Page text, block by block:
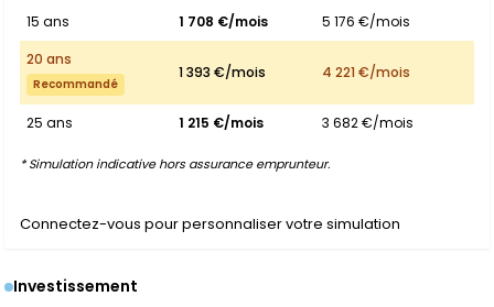
15 ans
1 708 €/mois
5 176 €/mois
20 ans
Recommandé
1 393 €/mois 4 221 €/mois
25 ans 1 215 €/mois 3 682 €/mois
* Simulation indicative hors assurance emprunteur.
Connectez-vous pour personnaliser votre simulation
Investissement